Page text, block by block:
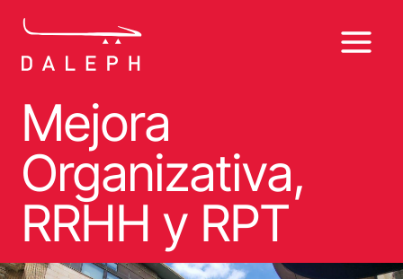
Mejora
Organizativa,
RRHH y RPT